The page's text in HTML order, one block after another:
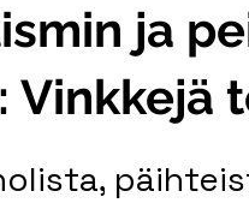
ja
Vinkkejä